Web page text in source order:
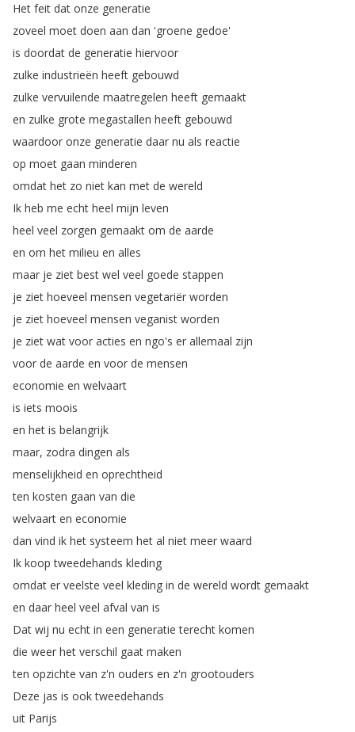
Het feit dat onze generatie
zoveel moet doen aan dan 'groene gedoe'
is doordat de generatie hiervoor
zulke industrieën heeft gebouwd
zulke vervuilende maatregelen heeft gemaakt
en zulke grote megastallen heeft gebouwd
waardoor onze generatie daar nu als reactie
op moet gaan minderen
omdat het zo niet kan met de wereld
Ik heb me echt heel mijn leven
heel veel zorgen gemaakt om de aarde
en om het milieu en alles
maar je ziet best wel veel goede stappen
je ziet hoeveel mensen vegetariër worden
je ziet hoeveel mensen veganist worden
je ziet wat voor acties en ngo's er allemaal zijn
voor de aarde en voor de mensen
economie en welvaart
is iets moois
en het is belangrijk
maar, zodra dingen als
menselijkheid en oprechtheid
ten kosten gaan van die
welvaart en economie
dan vind ik het systeem het al niet meer waard
Ik koop tweedehands kleding
omdat er veelste veel kleding in de wereld wordt gemaakt
en daar heel veel afval van is
Dat wij nu echt in een generatie terecht komen
die weer het verschil gaat maken
ten opzichte van z'n ouders en z'n grootouders
Deze jas is ook tweedehands
uit Parijs